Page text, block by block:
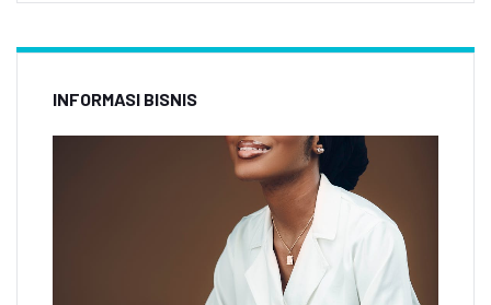
INFORMASI BISNIS